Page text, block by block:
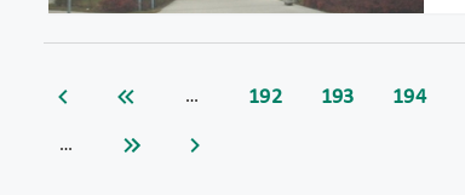
… 192 193 194
…